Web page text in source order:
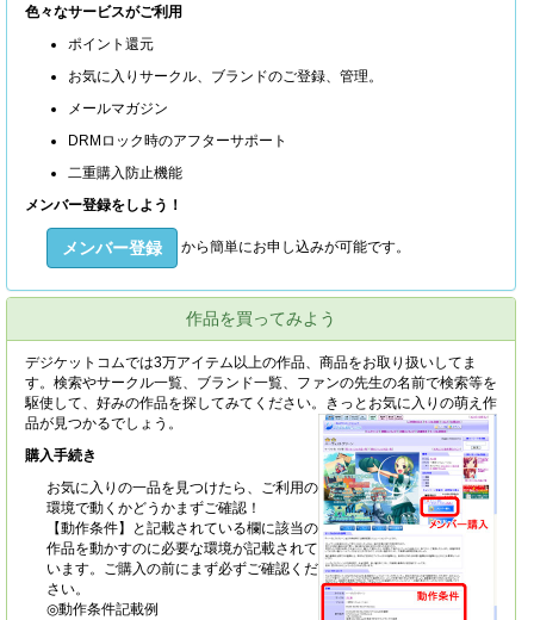
色々なサービスがご利用
ポイント還元
お気に入りサークル、ブランドのご登録、管理。
メールマガジン
DRMロック時のアフターサポート
二重購入防止機能
メンバー登録をしよう！
メンバー登録 から簡単にお申し込みが可能です。
作品を買ってみよう
デジケットコムでは3万アイテム以上の作品、商品をお取り扱いしてま
す。検索やサークル一覧、ブランド一覧、ファンの先生の名前で検索等を
駆使して、好みの作品を探してみてください。きっとお気に入りの萌え作
品が見つかるでしょう。
購入手続き
お気に入りの一品を見つけたら、ご利用の
環境で動くかどうかまずご確認！
【動作条件】と記載されている欄に該当の
作品を動かすのに必要な環境が記載されて
います。ご購入の前にまず必ずご確認くだ
さい。
◎動作条件記載例